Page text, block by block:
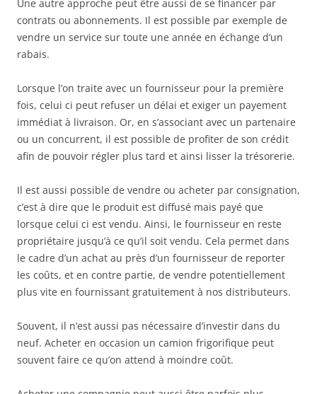
Une autre approche peut être aussi de se financer par
contrats ou abonnements. Il est possible par exemple de
vendre un service sur toute une année en échange d’un
rabais.
Lorsque l’on traite avec un fournisseur pour la première
fois, celui ci peut refuser un délai et exiger un payement
immédiat à livraison. Or, en s’associant avec un partenaire
ou un concurrent, il est possible de profiter de son crédit
afin de pouvoir régler plus tard et ainsi lisser la trésorerie.
Il est aussi possible de vendre ou acheter par consignation,
c’est à dire que le produit est diffusé mais payé que
lorsque celui ci est vendu. Ainsi, le fournisseur en reste
propriétaire jusqu’à ce qu’il soit vendu. Cela permet dans
le cadre d’un achat au près d’un fournisseur de reporter
les coûts, et en contre partie, de vendre potentiellement
plus vite en fournissant gratuitement à nos distributeurs.
Souvent, il n’est aussi pas nécessaire d’investir dans du
neuf. Acheter en occasion un camion frigorifique peut
souvent faire ce qu’on attend à moindre coût.